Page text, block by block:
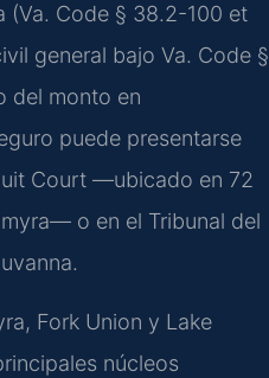
(Va. Code § 38.2-100 et
general bajo Va. Code §
del monto en
puede presentarse
Court —ubicado en 72
o en el Tribunal del
Fork Union y Lake
núcleos